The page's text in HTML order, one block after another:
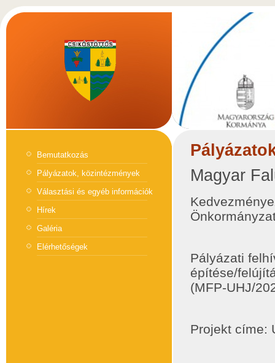
Bemutatkozás
Pályázatok, közintézmények
Választási és egyéb információk
Hírek
Galéria
Elérhetőségek
Magyar
Pályázati
építése/
(MFP-UHJ/
Projekt címe: